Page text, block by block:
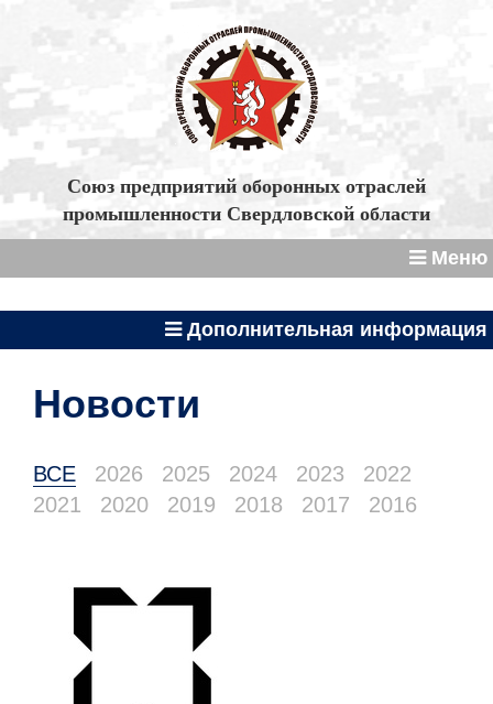
Союз предприятий оборонных отраслей
промышленности Свердловской области
Меню
Дополнительная информация
Новости
ВСЕ 2026 2025 2024 2023
2022
2021
2020 2019 2018 2017 2016